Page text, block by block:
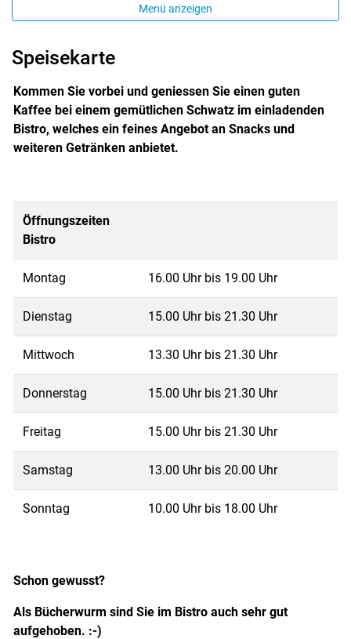
Menü anzeigen
Speisekarte
Kommen Sie vorbei und geniessen Sie einen guten
Kaffee bei einem gemütlichen Schwatz im einladenden
Bistro, welches ein feines Angebot an Snacks und
weiteren Getränken anbietet.
Öffnungszeiten
Bistro
Montag 16.00 Uhr bis 19.00 Uhr
Dienstag 15.00 Uhr bis 21.30 Uhr
Mittwoch 13.30 Uhr bis 21.30 Uhr
Donnerstag 15.00 Uhr bis 21.30 Uhr
Freitag 15.00 Uhr bis 21.30 Uhr
Samstag 13.00 Uhr bis 20.00 Uhr
Sonntag 10.00 Uhr bis 18.00 Uhr
Schon gewusst?
Als Bücherwurm sind Sie im Bistro auch sehr gut
aufgehoben. :-)